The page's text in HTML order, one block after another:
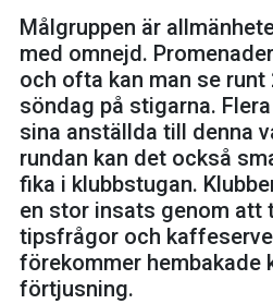
Målgruppen är
med omnejd.
och ofta kan man se runt
söndag på stigarna.
sina anställda till denna
rundan kan det också
fika i klubbstugan.
en stor insats genom att
tipsfrågor och
förekommer hembakade
förtjusning.